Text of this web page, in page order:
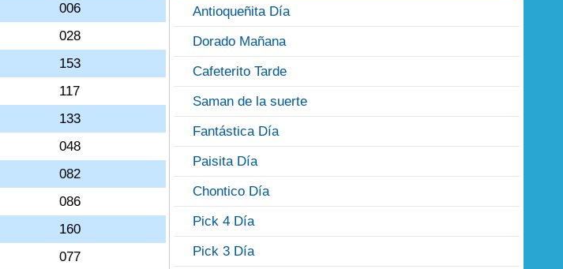
006
028
153
117
133
048
082
086
160
077
Antioqueñita Día
Dorado Mañana
Cafeterito Tarde
Saman de la suerte
Fantástica Día
Paisita Día
Chontico Día
Pick 4 Día
Pick 3 Día